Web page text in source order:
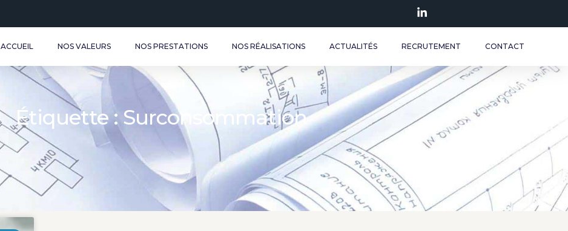
ACCUEIL NOS VALEURS NOS PRESTATIONS NOS RÉALISATIONS ACTUALITÉS RECRUTEMENT CONTACT
Étiquette : Surconsommation